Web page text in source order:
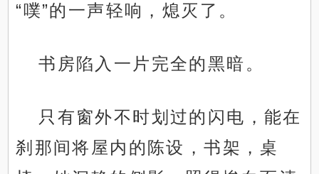
“噗”的一声轻响，熄灭了。
书房陷入一片完全的黑暗。
只有窗外不时划过的闪电，能在
刹那间将屋内的陈设，书架，桌